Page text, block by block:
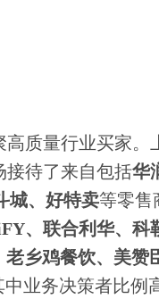
质量行业买家
接待了来自包括华
城、好特卖等零售
、联合利华、
乡鸡餐饮、美赞
中业务决策者比例